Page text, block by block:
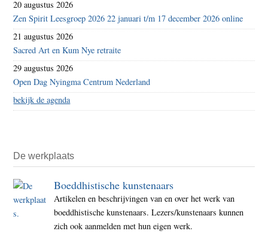
20 augustus 2026
Zen Spirit Leesgroep 2026 22 januari t/m 17 december 2026 online
21 augustus 2026
Sacred Art en Kum Nye retraite
29 augustus 2026
Open Dag Nyingma Centrum Nederland
bekijk de agenda
De werkplaats
Boeddhistische kunstenaars
Artikelen en beschrijvingen van en over het werk van
boeddhistische kunstenaars. Lezers/kunstenaars kunnen
zich ook aanmelden met hun eigen werk.